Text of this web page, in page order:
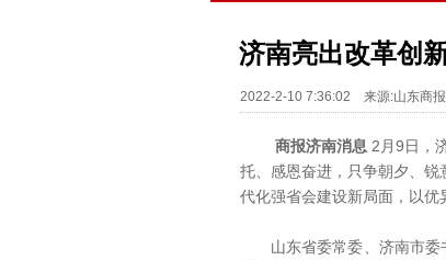
济南亮出改革创
2022-2-10 7:36:02 来源:山东商报
商报济南消息 2月9日，
托、感恩奋进，只争朝夕、
代化强省会建设新局面，以优
山东省委常委、济南市委书